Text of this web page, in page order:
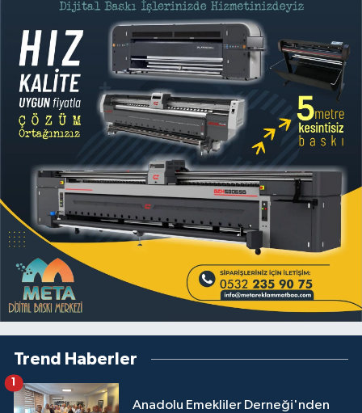
Trend Haberler
Anadolu Emekliler Derneği'nden
1